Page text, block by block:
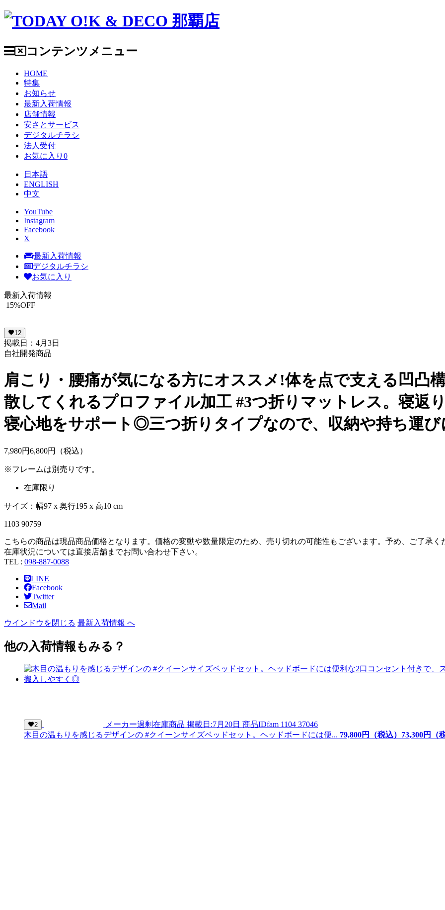
コンテンツメニュー
HOME
特集
お知らせ
最新入荷情報
店舗情報
安さとサービス
デジタルチラシ
法人受付
お気に入り 0
日本語
ENGLISH
中文
YouTube
Instagram
Facebook
X
最新入荷情報
デジタルチラシ
お気に入り
最新入荷情報
15%OFF
12
掲載日：4月3日
自社開発商品
肩こり・腰痛が気になる方にオススメ!体を点で支える凹凸
散してくれるプロファイル加工 #3つ折りマットレス。寝返
寝心地をサポート◎三つ折りタイプなので、収納や持ち運
7,980円6,800円（税込）
※フレームは別売りです。
在庫限り
サイズ：幅97 x 奥行195 x 高10 cm
1103 90759
こちらの商品は現品商品価格となります。価格の変動や数量限定のため、売り切れの可能性もございます。予め、ご了承く
在庫状況については直接店舗までお問い合わせ下さい。
TEL : 098-887-0088
LINE
Facebook
Twitter
Mail
ウインドウを閉じる 最新入荷情報 へ
他の入荷情報もみる？
2 メーカー過剰在庫商品 掲載日:7月20日 商品IDfam 1104 37046
木目の温もりを感じるデザインの #クイーンサイズベッドセット。ヘッドボードには便... 79,800円（税込） 73,300円（